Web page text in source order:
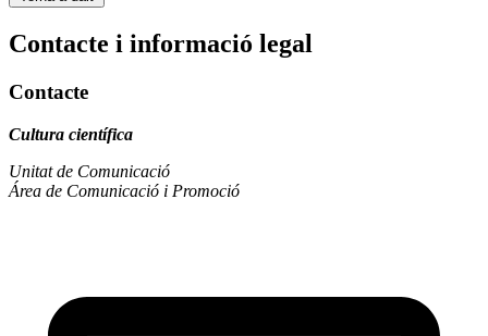
Contacte i informació legal
Contacte
Cultura científica
Unitat de Comunicació
Área de Comunicació i Promoció